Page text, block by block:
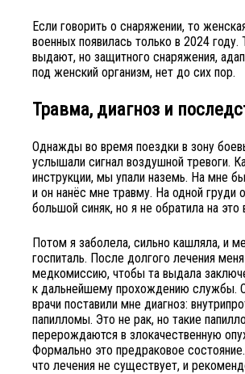
Если говорить о снаряжении, то
военных появилась только в 2024 году.
выдают, но защитного снаряжения,
под женский организм, нет до сих пор.
Травма, диагноз и
Однажды во время поездки в зону
услышали сигнал воздушной тревоги.
инструкции, мы упали наземь. На мне
и он нанёс мне травму. На одной груди
большой синяк, но я не обратила на это
Потом я заболела, сильно кашляла, и
госпиталь. После долгого лечения
медкомиссию, чтобы та выдала
к дальнейшему прохождению службы.
врачи поставили мне диагноз:
папилломы. Это не рак, но такие
перерождаются в злокачественную
Формально это предраковое
что лечения не существует, и